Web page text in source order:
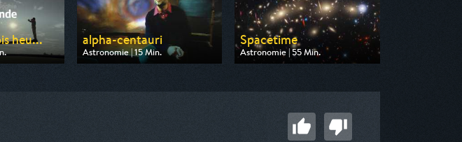
heu... alpha-centauri
Astronomie | 15 Min.
Ausgestrahlt von ARD alpha
Spacetime
Astronomie | 55 Min.
Ausgestrahlt von N24 Doku